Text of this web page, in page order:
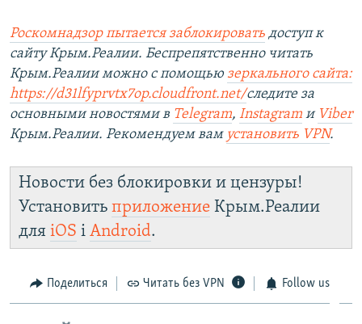
Роскомнадзор пытается заблокировать доступ к
сайту Крым.Реалии. Беспрепятственно читать
Крым.Реалии можно с помощью зеркального сайта:
https://d31lfyprvtx7op.cloudfront.net/следите за
основными новостями в Telegram, Instagram и Viber
Крым.Реалии. Рекомендуем вам установить VPN.
Новости без блокировки и цензуры!
Установить приложение Крым.Реалии
для iOS і Android.
Поделиться Читать без VPN Follow us